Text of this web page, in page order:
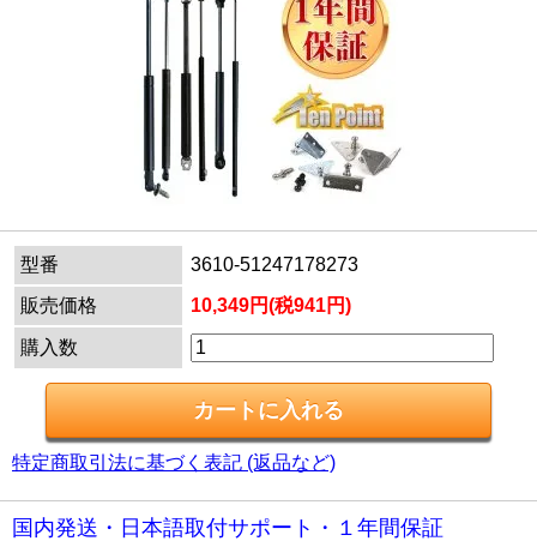
型番
3610-51247178273
販売価格
10,349円(税941円)
購入数
特定商取引法に基づく表記 (返品など)
国内発送・日本語取付サポート・１年間保証